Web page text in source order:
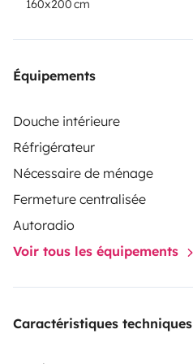
160x200 cm
Équipements
Douche intérieure
Réfrigérateur
Nécessaire de ménage
Fermeture centralisée
Autoradio
Voir tous les équipements
Caractéristiques techniques